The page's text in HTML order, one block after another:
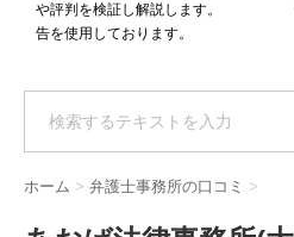
料金比較
自己破産・個人再生料金比較
過払い金料金比較
専門家の選び方
料金で選ぶ
や評判を検証し解説します。 ※
告を使用しております。
ホーム > 弁護士事務所の口コミ >